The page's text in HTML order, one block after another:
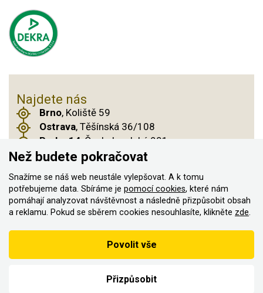
Najdete nás
Brno, Koliště 59
Ostrava, Těšínská 36/108
Praha 14, Českobrodská 901
© 2011–2026 ASN Hakr Brno. Všechna práva
vyhrazena
Vytvořilo
line; v případě technického výpadku pak nejpozději do 48 hodin.
Než budete pokračovat
Snažíme se náš web neustále vylepšovat. A k tomu
potřebujeme data. Sbíráme je pomocí cookies, které nám
pomáhají analyzovat návštěvnost a následně přizpůsobit obsah
a reklamu. Pokud se sběrem cookies nesouhlasíte, klikněte zde.
Přizpůsobit
Povolit vše